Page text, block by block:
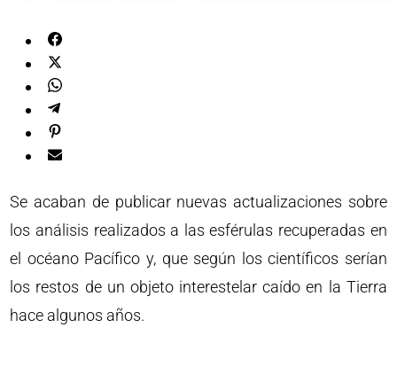
Se acaban de publicar nuevas actualizaciones sobre
los análisis realizados a las esférulas recuperadas en
el océano Pacífico y, que según los científicos serían
los restos de un objeto interestelar caído en la Tierra
hace algunos años.